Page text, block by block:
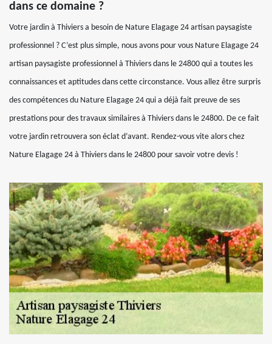
dans ce domaine ?
Votre jardin à Thiviers a besoin de Nature Elagage 24 artisan paysagiste
professionnel ? C’est plus simple, nous avons pour vous Nature Elagage 24
artisan paysagiste professionnel à Thiviers dans le 24800 qui a toutes les
connaissances et aptitudes dans cette circonstance. Vous allez être surpris
des compétences du Nature Elagage 24 qui a déjà fait preuve de ses
prestations pour des travaux similaires à Thiviers dans le 24800. De ce fait
votre jardin retrouvera son éclat d’avant. Rendez-vous vite alors chez
Nature Elagage 24 à Thiviers dans le 24800 pour savoir votre devis !